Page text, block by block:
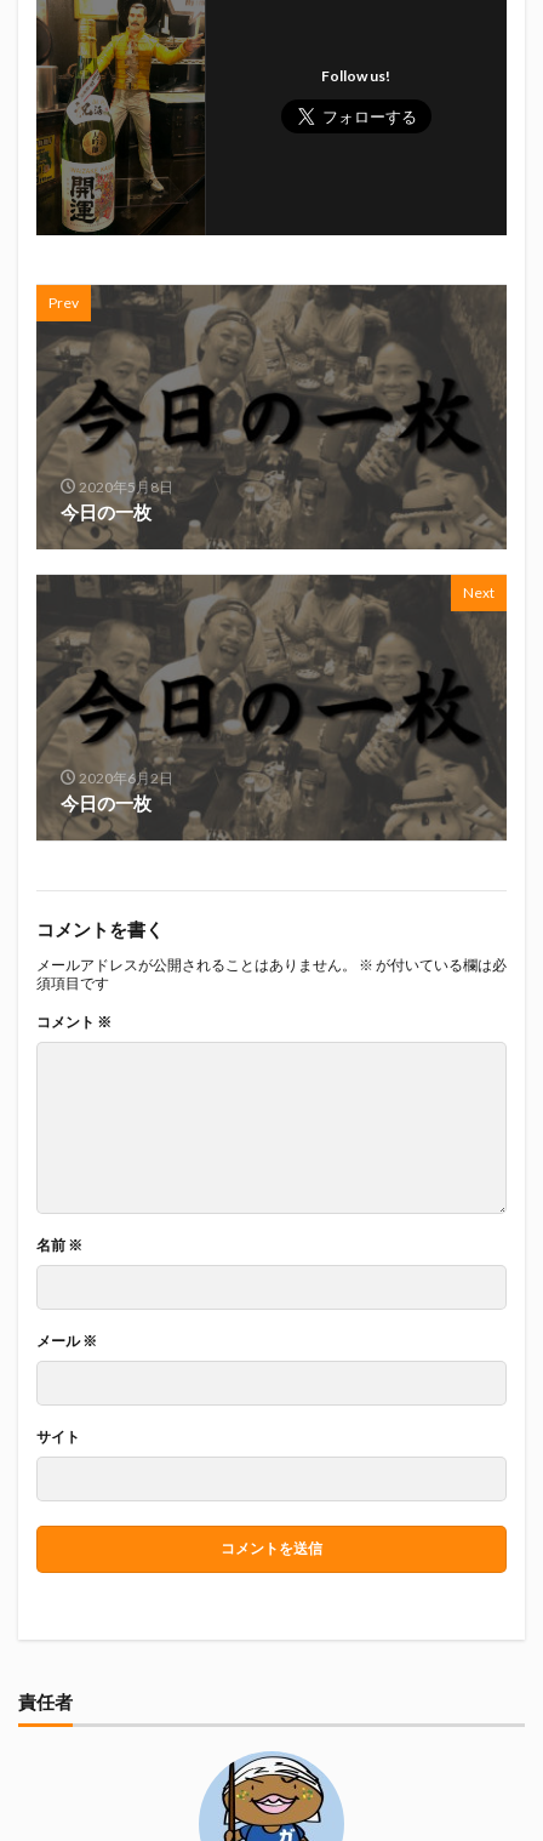
Follow us!
Prev
2020年5月8日
今日の一枚
Next
2020年6月2日
今日の一枚
コメントを書く
メールアドレスが公開されることはありません。 ※ が付いている欄は必
須項目です
コメント ※
名前 ※
メール※
サイト
責任者
日本酒
日清
木村飲料
杉井酒造
東レアローズ静岡
森本酒造
権田修一
横浜F・マリノス 正雪
浦和レッズ
清水エスパルス
滝波商店
田中眼蛇夢
真卓朗商店
肋さん
臥龍梅 花の舞
花の舞酒造
花の舞酒造株式会社
英君
英君酒造
葵煎餅本家
藤枝MYFC
西武ライオンズ
赤石聖
鄭大世 鈴木Γ
鈴木将平
鈴木矢魔破
開運 青島みかん
青島酒造
静岡おでん
静岡おでん祭
静岡お茶コーラ
静岡のお酒とおでんを愛でる会
静岡の地酒
静岡麦酒
駒越食品
鹿島アントラーズ
黒はんぺん
検索